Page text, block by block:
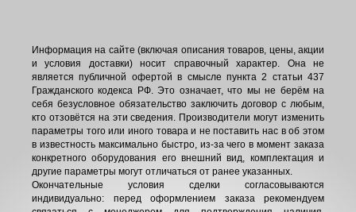
Информация на сайте (включая описания товаров, цены, акции
и условия доставки) носит справочный характер. Она не
является публичной офертой в смысле пункта 2 статьи 437
Гражданского кодекса РФ. Это означает, что мы не берём на
себя безусловное обязательство заключить договор с любым,
кто отзовётся на эти сведения. Производители могут изменить
параметры того или иного товара и не поставить нас в об этом
в известность максимально быстро, из-за чего в момент заказа
конкретного оборудования его внешний вид, комплектация и
другие параметры могут отличаться от ранее указанных.
Окончательные условия сделки согласовываются
индивидуально: перед оформлением заказа рекомендуем